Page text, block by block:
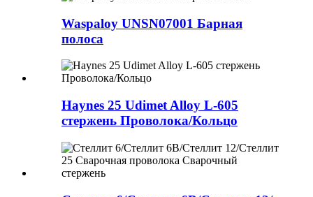
Waspaloy UNSN07001 Барная
полоса
Haynes 25 Udimet Alloy L-605
стержень Проволока/Кольцо